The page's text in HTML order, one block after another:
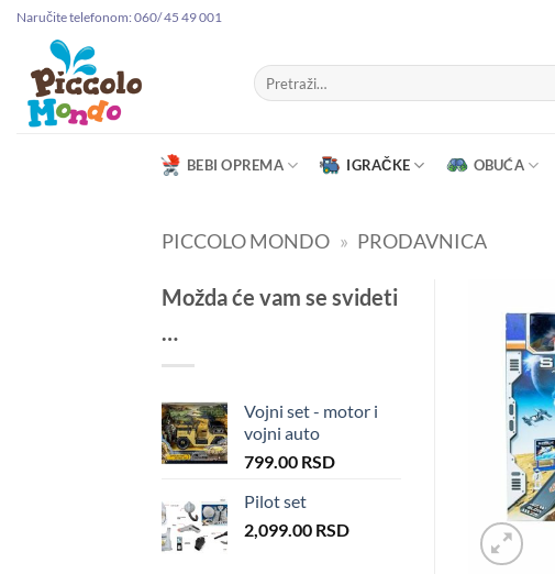
Preskoči
sadržaj
Naručite telefonom: 060/ 45 49 001
Pretraga
za:
BEBI OPREMA IGRAČKE OBUĆA
PICCOLO MONDO » PRODAVNICA
Možda će vam se svideti
…
Vojni set - motor i
vojni auto
799.00 RSD
Pilot set
2,099.00 RSD